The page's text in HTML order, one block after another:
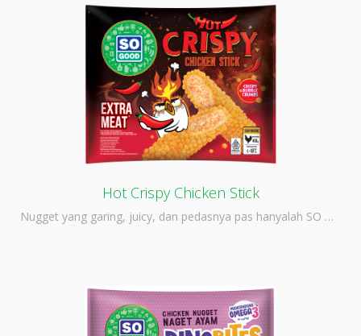
Hot Crispy Chicken Stick
Nugget yang garing, juicy, dan pedasnya pas hanyalah SO …